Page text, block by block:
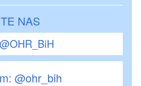
NAS
@ohr_bih